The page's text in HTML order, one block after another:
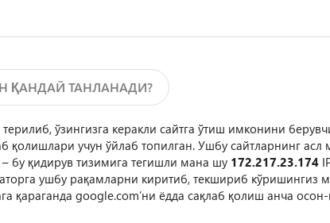
ҚАНДАЙ ТАНЛАНАДИ?
ўзингизга керакли сайтга ўтиш имконини
учун ўйлаб топилган. Ушбу сайтларнинг асл
бу қидирув тизимига тегишли мана шу 172.217.23.174
ушбу рақамларни киритиб, текшириб кўришингиз
қараганда google.com’ни ёдда сақлаб қолиш анча